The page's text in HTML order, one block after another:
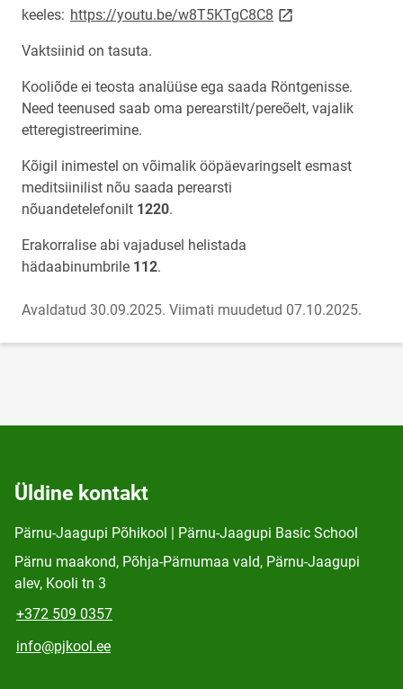
keeles: https://youtu.be/w8T5KTgC8C8 link opens on new
Vaktsiinid on tasuta.
Kooliõde ei teosta analüüse ega saada Röntgenisse.
Need teenused saab oma perearstilt/pereõelt, vajalik
etteregistreerimine.
Kõigil inimestel on võimalik ööpäevaringselt esmast
meditsiinilist nõu saada perearsti
nõuandetelefonilt 1220.
Erakorralise abi vajadusel helistada
hädaabinumbrile 112.
Avaldatud 30.09.2025. Viimati muudetud 07.10.2025.
Üldine kontakt
Pärnu-Jaagupi Põhikool | Pärnu-Jaagupi Basic School
Pärnu maakond, Põhja-Pärnumaa vald, Pärnu-Jaagupi
alev, Kooli tn 3
+372 509 0357
info@pjkool.ee